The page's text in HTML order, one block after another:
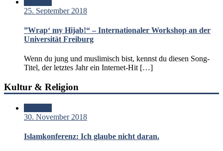
25. September 2018
”Wrap‘ my Hijab!“ – Internationaler Workshop an der
Universität Freiburg
Wenn du jung und muslimisch bist, kennst du diesen Song-
Titel, der letztes Jahr ein Internet-Hit […]
Kultur & Religion
30. November 2018
Islamkonferenz: Ich glaube nicht daran.